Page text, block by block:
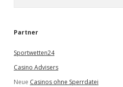
e
Partner
Sportwetten24
Casino Advisers
Neue Casinos ohne Sperrdatei